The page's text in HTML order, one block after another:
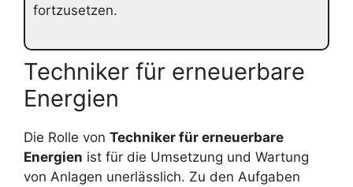
fortzusetzen.
Techniker für erneuerbare
Energien
Die Rolle von Techniker für erneuerbare
Energien ist für die Umsetzung und Wartung
von Anlagen unerlässlich. Zu den Aufgaben